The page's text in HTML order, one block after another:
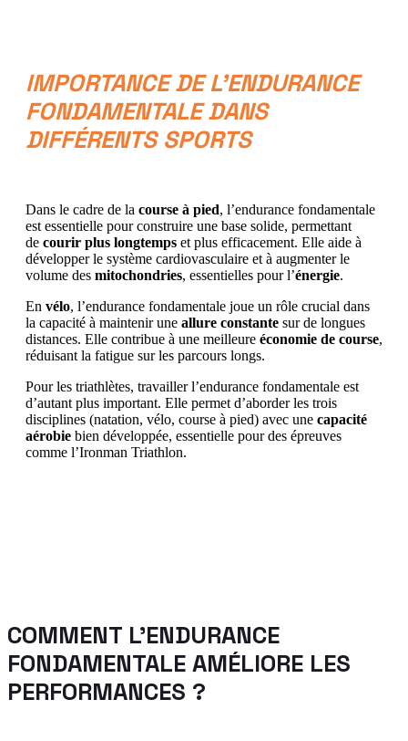
IMPORTANCE DE L’ENDURANCE
FONDAMENTALE DANS
DIFFÉRENTS SPORTS
Dans le cadre de la course à pied, l’endurance fondamentale
est essentielle pour construire une base solide, permettant
de courir plus longtemps et plus efficacement. Elle aide à
développer le système cardiovasculaire et à augmenter le
volume des mitochondries, essentielles pour l’énergie.
En vélo, l’endurance fondamentale joue un rôle crucial dans
la capacité à maintenir une allure constante sur de longues
distances. Elle contribue à une meilleure économie de course,
réduisant la fatigue sur les parcours longs.
Pour les triathlètes, travailler l’endurance fondamentale est
d’autant plus important. Elle permet d’aborder les trois
disciplines (natation, vélo, course à pied) avec une capacité
aérobie bien développée, essentielle pour des épreuves
comme l’Ironman Triathlon.
COMMENT L’ENDURANCE
FONDAMENTALE AMÉLIORE LES
PERFORMANCES ?